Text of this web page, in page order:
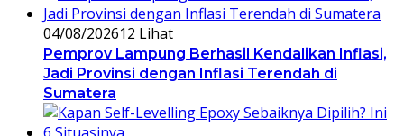
04/08/202612 Lihat
Pemprov Lampung Berhasil Kendalikan Inflasi,
Jadi Provinsi dengan Inflasi Terendah di
Sumatera